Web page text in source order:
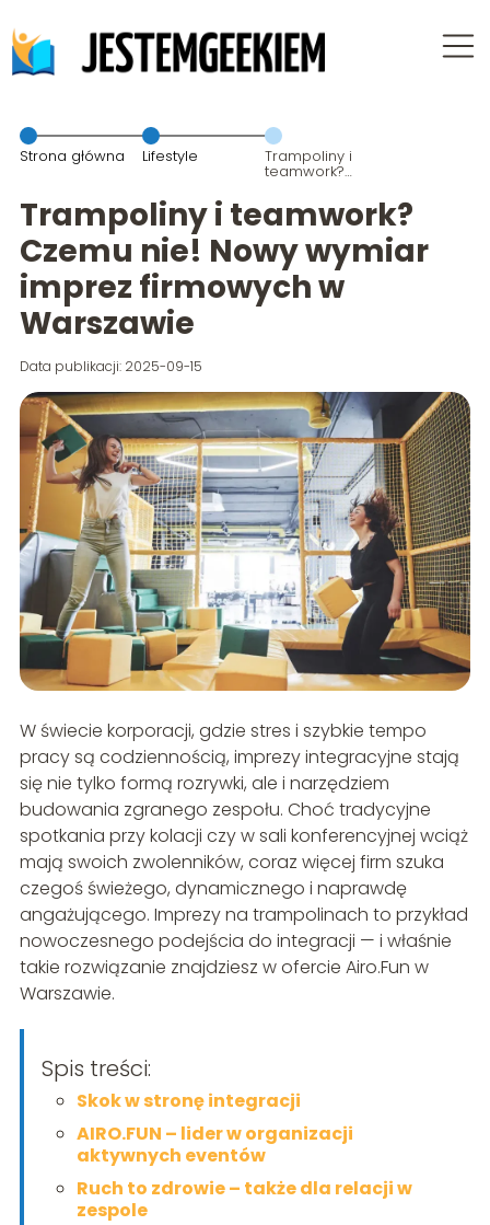
Strona główna Lifestyle Trampoliny i
teamwork?
imprez
firmowych w
Warszawie
Trampoliny i teamwork?
Czemu nie! Nowy wymiar
imprez firmowych w
Warszawie
Data publikacji: 2025-09-15
W świecie korporacji, gdzie stres i szybkie tempo
pracy są codziennością, imprezy integracyjne stają
się nie tylko formą rozrywki, ale i narzędziem
budowania zgranego zespołu. Choć tradycyjne
spotkania przy kolacji czy w sali konferencyjnej wciąż
mają swoich zwolenników, coraz więcej firm szuka
czegoś świeżego, dynamicznego i naprawdę
angażującego. Imprezy na trampolinach to przykład
nowoczesnego podejścia do integracji — i właśnie
takie rozwiązanie znajdziesz w ofercie Airo.Fun w
Warszawie.
Spis treści:
Skok w stronę integracji
AIRO.FUN – lider w organizacji
aktywnych eventów
Ruch to zdrowie – także dla relacji w
zespole